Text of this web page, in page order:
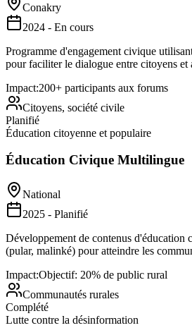
Conakry
2024 - En cours
Programme d'engagement civique
pour faciliter le dialogue entre citoyens et
Impact:200+ participants aux forums
Citoyens, société civile
Planifié
Éducation citoyenne et populaire
Éducation Civique Multilingue
National
2025 - Planifié
Développement de contenus d'éducation
(pular, malinké) pour atteindre les
Impact:Objectif: 20% de public rural
Communautés rurales
Complété
Lutte contre la désinformation